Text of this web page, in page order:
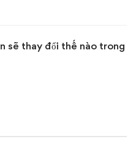
sẽ thay đổi thế nào trong